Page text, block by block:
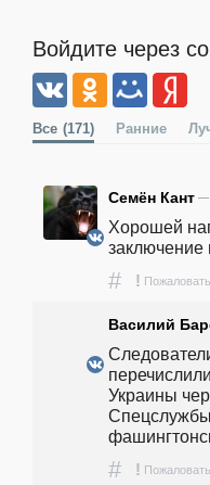
Войдите через
Все (171) Ранние
Семён Кант —
Хорошей
заключение
# !
Василий
Украины
# !